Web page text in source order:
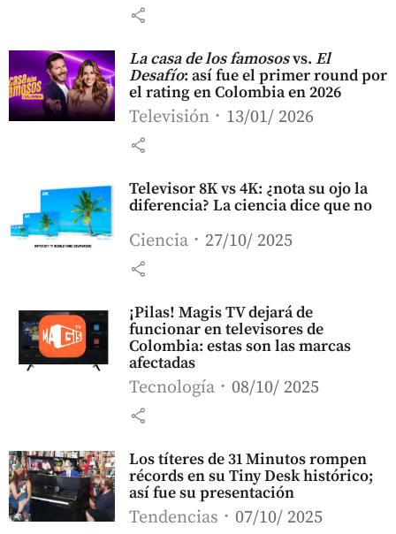
share
La casa de los famososvs. El
Desafío: así fue el primer round por
el rating en Colombia en 2026
Televisión 13/01/ 2026
share
Televisor 8K vs 4K: ¿nota su ojo la
diferencia? La ciencia dice que no
Ciencia 27/10/ 2025
share
¡Pilas! Magis TV dejará de
funcionar en televisores de
Colombia: estas son las marcas
afectadas
Tecnología 08/10/ 2025
share
Los títeres de 31 Minutos rompen
récords en su Tiny Desk histórico;
así fue su presentación
Tendencias 07/10/ 2025